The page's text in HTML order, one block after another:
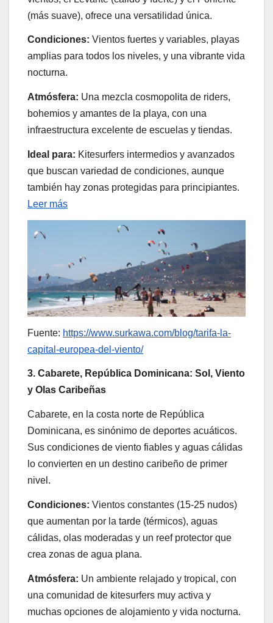
(más suave), ofrece una versatilidad única.
Condiciones: Vientos fuertes y variables, playas
amplias para todos los niveles, y una vibrante vida
nocturna.
Atmósfera: Una mezcla cosmopolita de riders,
bohemios y amantes de la playa, con una
infraestructura excelente de escuelas y tiendas.
Ideal para: Kitesurfers intermedios y avanzados
que buscan variedad de condiciones, aunque
también hay zonas protegidas para principiantes.
Leer más
Fuente: https://www.surkawa.com/blog/tarifa-la-
capital-europea-del-viento/
3. Cabarete, República Dominicana: Sol, Viento
y Olas Caribeñas
Cabarete, en la costa norte de República
Dominicana, es sinónimo de deportes acuáticos.
Sus condiciones de viento fiables y aguas cálidas
lo convierten en un destino caribeño de primer
nivel.
Condiciones: Vientos constantes (15-25 nudos)
que aumentan por la tarde (térmicos), aguas
cálidas, olas moderadas y un reef protector que
crea zonas de agua plana.
Atmósfera: Un ambiente relajado y tropical, con
una comunidad de kitesurfers muy activa y
muchas opciones de alojamiento y vida nocturna.